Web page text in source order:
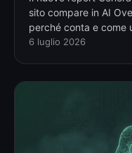
sito compare in AI
perché conta e come
6 luglio 2026